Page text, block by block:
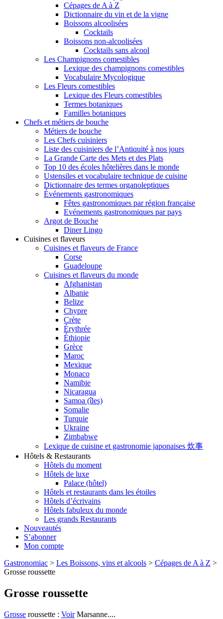
Cépages de A à Z
Dictionnaire du vin et de la vigne
Boissons alcoolisées
Cocktails
Boissons non-alcoolisées
Cocktails sans alcool
Les Champignons comestibles
Lexique des champignons comestibles
Vocabulaire Mycologique
Les Fleurs comestibles
Lexique des Fleurs comestibles
Termes botaniques
Familles botaniques
Chefs et métiers de bouche
Métiers de bouche
Les Chefs cuisiniers
Liste des cuisiniers de l’Antiquité à nos jours
La Grande Carte des Mets et des Plats
Top 10 des écoles hôtelières dans le monde
Ustensiles et vocabulaire technique de cuisine
Dictionnaire des termes organoleptiques
Événements gastronomiques
Fêtes gastronomiques par région française
Evénements gastronomiques par pays
Argot de Bouche
Diner Lingo
Cuisines et flaveurs
Cuisines et flaveurs de France
Corse
Guadeloupe
Cuisines et flaveurs du monde
Afghanistan
Albanie
Belize
Chypre
Crète
Érythrée
Éthiopie
Grèce
Maroc
Mexique
Monaco
Namibie
Nicaragua
Samoa (îles)
Somalie
Turquie
Ukraine
Zimbabwe
Lexique de cuisine et gastronomie japonaises 炊事
Hôtels & Restaurants
Hôtels du moment
Hôtels de luxe
Palace (hôtel)
Hôtels et restaurants dans les étoiles
Hôtels d’écrivains
Hôtels fabuleux du monde
Les grands Restaurants
Nouveautés
S’abonner
Mon compte
Gastronomiac > Les Boissons, vins et alcools > Cépages de A à Z >
Grosse roussette
Grosse roussette
Grosse roussette : VoirMarsanne....